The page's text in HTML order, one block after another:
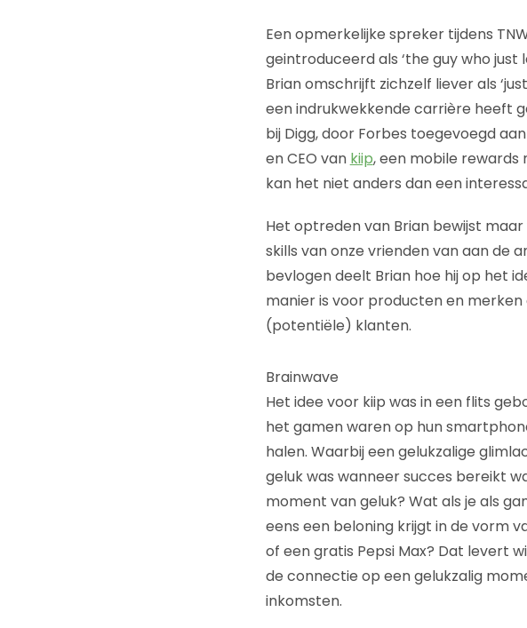
Een opmerkelijke spreker tijdens
geintroduceerd als ‘the guy who just
Brian omschrijft zichzelf liever als
een indrukwekkende carrière heeft
bij Digg, door Forbes toegevoegd
en CEO van kiip, een mobile rewards
kan het niet anders dan een
Het optreden van Brian bewijst
skills van onze vrienden van aan de
bevlogen deelt Brian hoe hij op het
manier is voor producten en
(potentiële) klanten.
Brainwave
Het idee voor kiip was in een flits
het gamen waren op hun
halen. Waarbij een gelukzalige
geluk was wanneer succes bereikt
moment van geluk? Wat als je als
eens een beloning krijgt in de vorm
of een gratis Pepsi Max? Dat levert
de connectie op een gelukzalig
inkomsten.